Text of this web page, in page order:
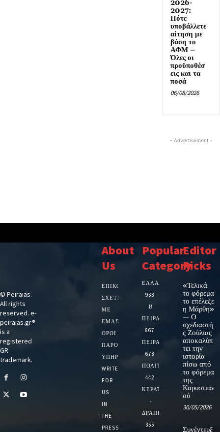
2026-
2027:
Πότε
υποβάλλετε
αίτηση με
βάση το
ΑΦΜ –
Όλες οι
προϋποθέσ
εις και τα
ποσά
06/08/2026
- Advertisement -
© Peiraias.
All rights
reserved. e-
peiraias.gr®
is a
registered
GR
trademark.
About
Us
ΕΠΙΚΟΙΝΩΝΙΑ
ΣΧΕΤΙΚΆ
ΜΕ
ΕΜΆΣ
ΌΡΟΙ
ΠΑΡΟΧΉΣ
ΥΠΗΡΕΣΙΏΝ
WRITE
FOR
US
IN
THE
PRESS
Popular
Category
ΕΛΛΑΔΑ
933
Β
ΠΕΙΡΑΙΑ
867
ΠΕΙΡΑΙΑΣ
673
ΠΟΛΙΤΙΚΗ
442
ΚΕΡΑΤΣΙΝΙ
-
ΔΡΑΠΕΤΣΩΝΑ
355
Editor
Picks
«Τελικά
το φόρεμα
το επέλεξε
η Μάρθη»
— Ο
σχεδιαστή
ς Ζούλιας
αποκαλύπ
τει την
ιστορία
πίσω από
το φόρεμα
της
Καρυστιαν
ού
30/05/2026
Συνέντευξ